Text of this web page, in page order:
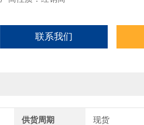
联系我们
供货周期 现货